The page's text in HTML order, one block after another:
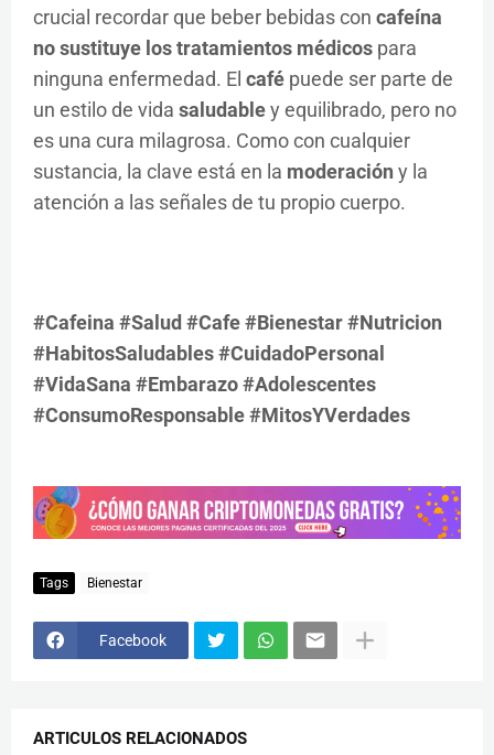
crucial recordar que beber bebidas con cafeína
no sustituye los tratamientos médicos para
ninguna enfermedad. El café puede ser parte de
un estilo de vida saludabley equilibrado, pero no
es una cura milagrosa. Como con cualquier
sustancia, la clave está en la moderación y la
atención a las señales de tu propio cuerpo.
#Cafeina #Salud #Cafe #Bienestar #Nutricion
#HabitosSaludables #CuidadoPersonal
#VidaSana #Embarazo #Adolescentes
#ConsumoResponsable #MitosYVerdades
Tags Bienestar
Facebook
ARTICULOS RELACIONADOS